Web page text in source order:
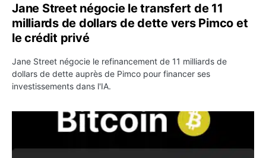
Jane Street négocie le transfert de 11
milliards de dollars de dette vers Pimco et
le crédit privé
Jane Street négocie le refinancement de 11 milliards de
dollars de dette auprès de Pimco pour financer ses
investissements dans l'IA.
Bitcoin stagne à 64 000 dollars pendant que les